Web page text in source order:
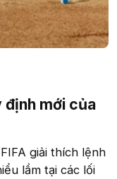
định mới của
giải thích lệnh
lầm tại các lối